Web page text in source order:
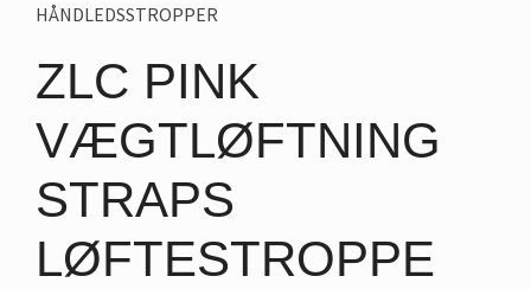
HÅNDLEDSSTROPPER
ZLC PINK
VÆGTLØFTNING
STRAPS
LØFTESTROPPE